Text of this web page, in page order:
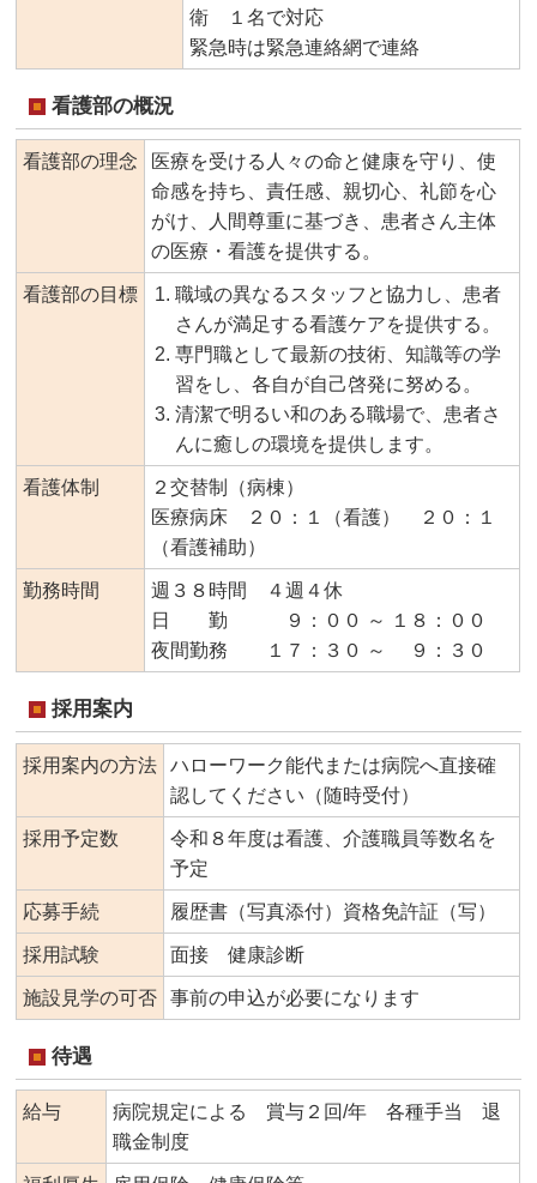
衛 １名で対応
緊急時は緊急連絡網で連絡
看護部の概況
看護部の理念
医療を受ける人々の命と健康を守り、使
命感を持ち、責任感、親切心、礼節を心
がけ、人間尊重に基づき、患者さん主体
の医療・看護を提供する。
看護部の目標
職域の異なるスタッフと協力し、患者
さんが満足する看護ケアを提供する。
専門職として最新の技術、知識等の学
習をし、各自が自己啓発に努める。
清潔で明るい和のある職場で、患者さ
んに癒しの環境を提供します。
看護体制
２交替制（病棟）
医療病床 ２０：１（看護） ２０：１
（看護補助）
勤務時間
週３８時間 ４週４休
日 勤 ９：００ ～ １８：００
夜間勤務 １７：３０ ～ ９：３０
採用案内
採用案内の方法
ハローワーク能代または病院へ直接確
認してください（随時受付）
採用予定数
令和８年度は看護、介護職員等数名を
予定
応募手続 履歴書（写真添付）資格免許証（写）
採用試験 面接 健康診断
施設見学の可否 事前の申込が必要になります
待遇
給与
病院規定による 賞与２回/年 各種手当 退
職金制度